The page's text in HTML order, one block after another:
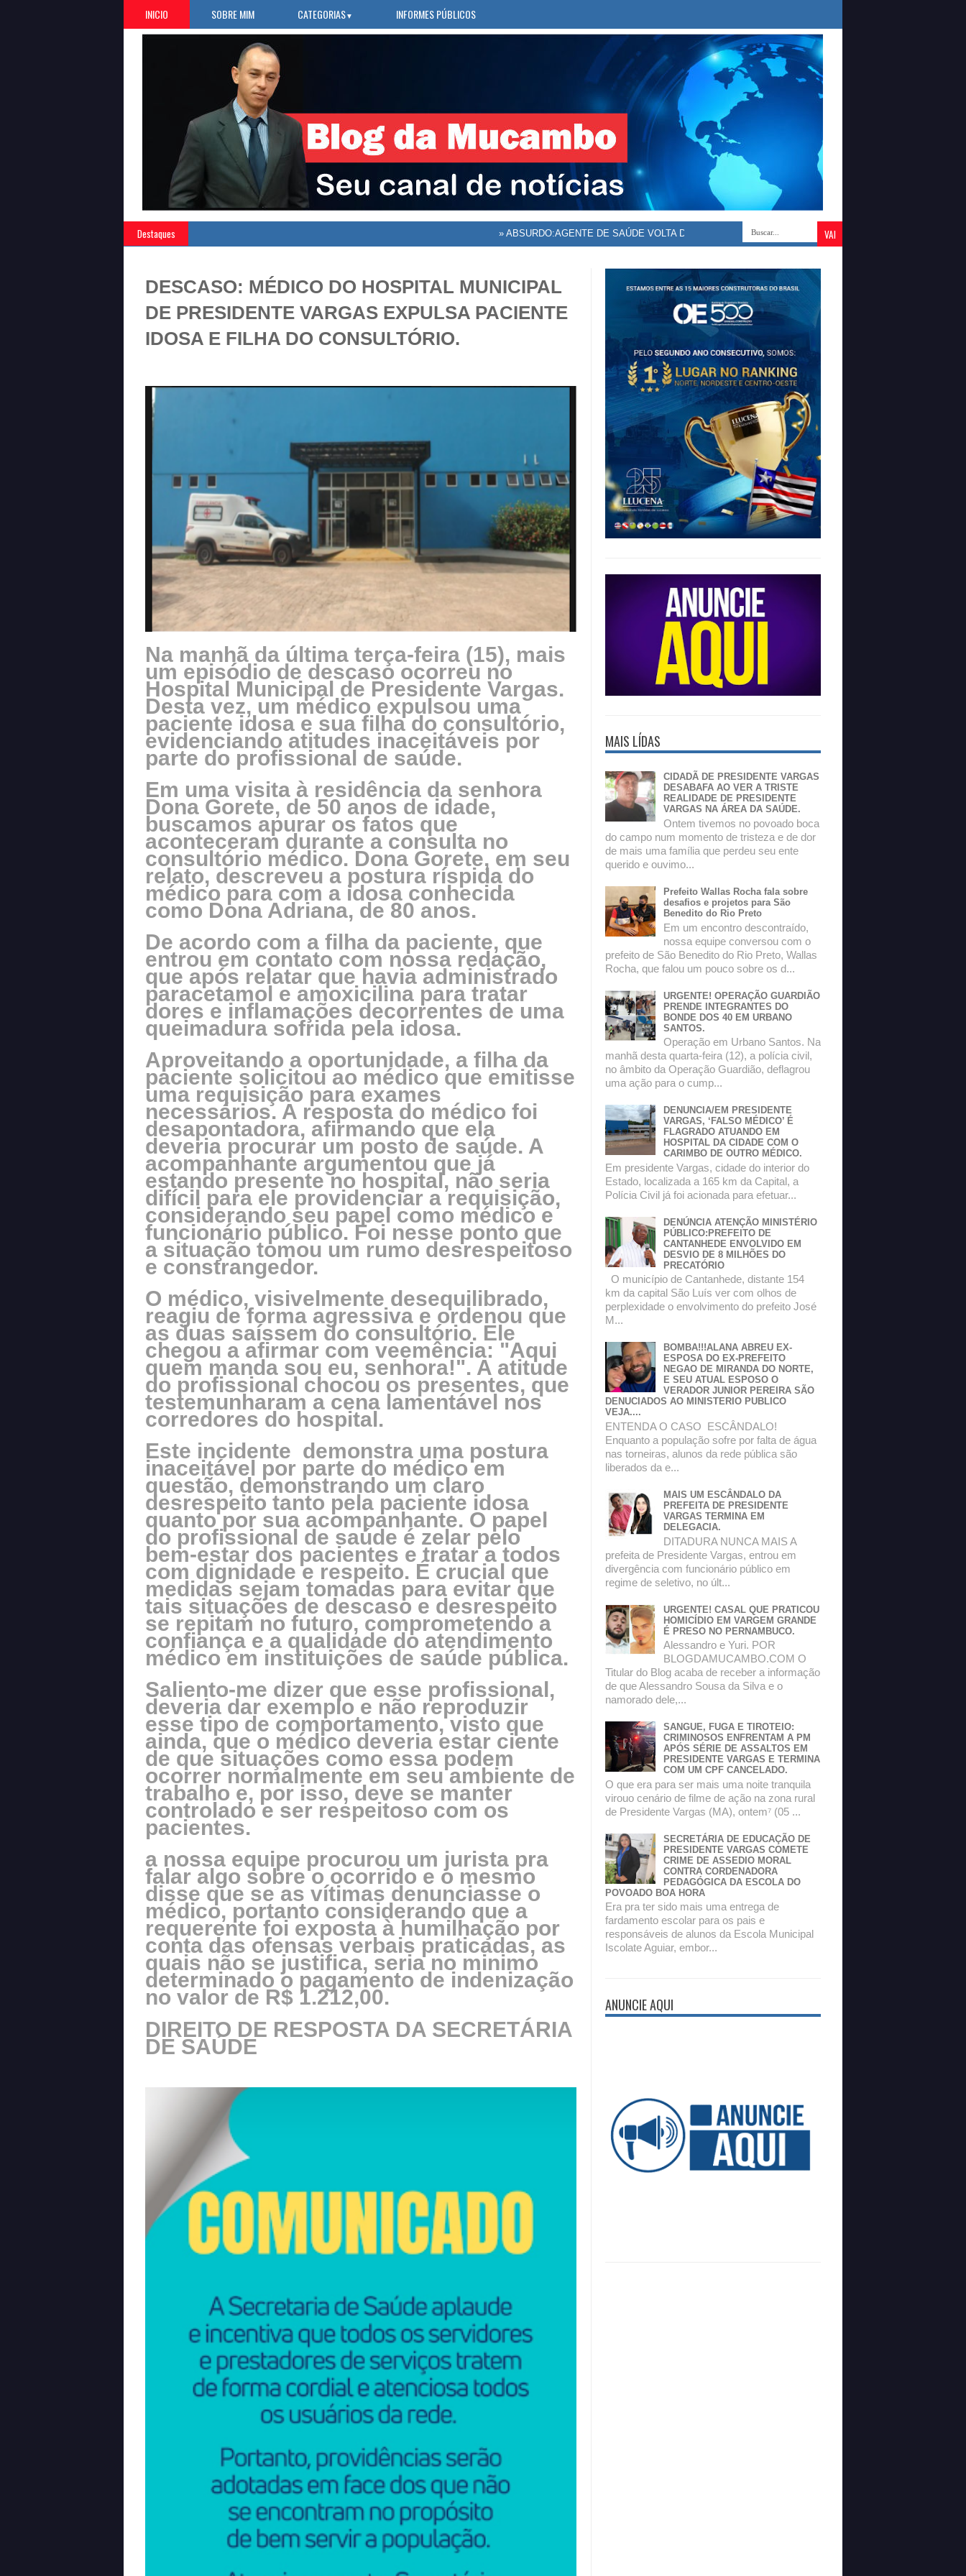
INICIO SOBRE MIM CATEGORIAS▼ INFORMES PÚBLICOS
Destaques ABSURDO:AGENTE DE SAÚDE VOLTA DE ATESTADO E É IMPEDIDO DE ASSINAR LIVRO DE PONTO;
DESCASO: MÉDICO DO HOSPITAL MUNICIPAL
DE PRESIDENTE VARGAS EXPULSA PACIENTE
IDOSA E FILHA DO CONSULTÓRIO.
Na manhã da última terça-feira (15), mais
um episódio de descaso ocorreu no
Hospital Municipal de Presidente Vargas.
Desta vez, um médico expulsou uma
paciente idosa e sua filha do consultório,
evidenciando atitudes inaceitáveis por
parte do profissional de saúde.
Em uma visita à residência da senhora
Dona Gorete, de 50 anos de idade,
buscamos apurar os fatos que
aconteceram durante a consulta no
consultório médico. Dona Gorete, em seu
relato, descreveu a postura ríspida do
médico para com a idosa conhecida
como Dona Adriana, de 80 anos.
De acordo com a filha da paciente, que
entrou em contato com nossa redação,
que após relatar que havia administrado
paracetamol e amoxicilina para tratar
dores e inflamações decorrentes de uma
queimadura sofrida pela idosa.
Aproveitando a oportunidade, a filha da
paciente solicitou ao médico que emitisse
uma requisição para exames
necessários. A resposta do médico foi
desapontadora, afirmando que ela
deveria procurar um posto de saúde. A
acompanhante argumentou que já
estando presente no hospital, não seria
difícil para ele providenciar a requisição,
considerando seu papel como médico e
funcionário público. Foi nesse ponto que
a situação tomou um rumo desrespeitoso
e constrangedor.
O médico, visivelmente desequilibrado,
reagiu de forma agressiva e ordenou que
as duas saíssem do consultório. Ele
chegou a afirmar com veemência: "Aqui
quem manda sou eu, senhora!". A atitude
do profissional chocou os presentes, que
testemunharam a cena lamentável nos
corredores do hospital.
Este incidente demonstra uma postura
inaceitável por parte do médico em
questão, demonstrando um claro
desrespeito tanto pela paciente idosa
quanto por sua acompanhante. O papel
do profissional de saúde é zelar pelo
bem-estar dos pacientes e tratar a todos
com dignidade e respeito. É crucial que
medidas sejam tomadas para evitar que
tais situações de descaso e desrespeito
se repitam no futuro, comprometendo a
confiança e a qualidade do atendimento
médico em instituições de saúde pública.
Saliento-me dizer que esse profissional,
deveria dar exemplo e não reproduzir
esse tipo de comportamento, visto que
ainda, que o médico deveria estar ciente
de que situações como essa podem
ocorrer normalmente em seu ambiente de
trabalho e, por isso, deve se manter
controlado e ser respeitoso com os
pacientes.
a nossa equipe procurou um jurista pra
falar algo sobre o ocorrido e o mesmo
disse que se as vítimas denunciasse o
médico, portanto considerando que a
requerente foi exposta à humilhação por
conta das ofensas verbais praticadas, as
quais não se justifica, seria no minimo
determinado o pagamento de indenização
no valor de R$ 1.212,00.
DIREITO DE RESPOSTA DA SECRETÁRIA
DE SAÚDE
MAIS LÍDAS
CIDADÃ DE PRESIDENTE VARGAS
DESABAFA AO VER A TRISTE
REALIDADE DE PRESIDENTE
VARGAS NA ÁREA DA SAÚDE.
Ontem tivemos no povoado boca
do campo num momento de tristeza e de dor
de mais uma família que perdeu seu ente
querido e ouvimo...
Prefeito Wallas Rocha fala sobre
desafios e projetos para São
Benedito do Rio Preto
Em um encontro descontraído,
nossa equipe conversou com o
prefeito de São Benedito do Rio Preto, Wallas
Rocha, que falou um pouco sobre os d...
URGENTE! OPERAÇÃO GUARDIÃO
PRENDE INTEGRANTES DO
BONDE DOS 40 EM URBANO
SANTOS.
Operação em Urbano Santos. Na
manhã desta quarta-feira (12), a polícia civil,
no âmbito da Operação Guardião, deflagrou
uma ação para o cump...
DENUNCIA/EM PRESIDENTE
VARGAS, ‘FALSO MÉDICO’ É
FLAGRADO ATUANDO EM
HOSPITAL DA CIDADE COM O
CARIMBO DE OUTRO MÉDICO.
Em presidente Vargas, cidade do interior do
Estado, localizada a 165 km da Capital, a
Polícia Civil já foi acionada para efetuar...
DENÚNCIA ATENÇÃO MINISTÉRIO
PÚBLICO:PREFEITO DE
CANTANHEDE ENVOLVIDO EM
DESVIO DE 8 MILHÕES DO
PRECATÓRIO
O município de Cantanhede, distante 154
km da capital São Luís ver com olhos de
perplexidade o envolvimento do prefeito José
M...
BOMBA!!!ALANA ABREU EX-
ESPOSA DO EX-PREFEITO
NEGAO DE MIRANDA DO NORTE,
E SEU ATUAL ESPOSO O
VERADOR JUNIOR PEREIRA SÃO
DENUCIADOS AO MINISTERIO PUBLICO
VEJA....
ENTENDA O CASO ESCÂNDALO!
Enquanto a população sofre por falta de água
nas torneiras, alunos da rede pública são
liberados da e...
MAIS UM ESCÂNDALO DA
PREFEITA DE PRESIDENTE
VARGAS TERMINA EM
DELEGACIA.
DITADURA NUNCA MAIS A
prefeita de Presidente Vargas, entrou em
divergência com funcionário público em
regime de seletivo, no últ...
URGENTE! CASAL QUE PRATICOU
HOMICÍDIO EM VARGEM GRANDE
É PRESO NO PERNAMBUCO.
Alessandro e Yuri. POR
BLOGDAMUCAMBO.COM O
Titular do Blog acaba de receber a informação
de que Alessandro Sousa da Silva e o
namorado dele,...
SANGUE, FUGA E TIROTEIO:
CRIMINOSOS ENFRENTAM A PM
APÓS SÉRIE DE ASSALTOS EM
PRESIDENTE VARGAS E TERMINA
COM UM CPF CANCELADO.
O que era para ser mais uma noite tranquila
virouo cenário de filme de ação na zona rural
de Presidente Vargas (MA), ontem⁷ (05 ...
SECRETÁRIA DE EDUCAÇÃO DE
PRESIDENTE VARGAS COMETE
CRIME DE ASSEDIO MORAL
CONTRA CORDENADORA
PEDAGÓGICA DA ESCOLA DO
POVOADO BOA HORA
Era pra ter sido mais uma entrega de
fardamento escolar para os pais e
responsáveis de alunos da Escola Municipal
Iscolate Aguiar, embor...
ANUNCIE AQUI